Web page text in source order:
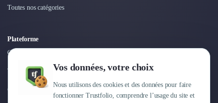
Vos données, votre choix
Nous utilisons des cookies et des données pour faire
fonctionner Trustfolio, comprendre l’usage du site et
Toutes nos catégories
Plateforme
Connexion
Tarifs
Centre d'aide